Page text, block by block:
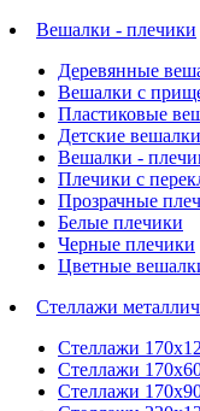
Вешалки - плечики
Деревянные
Вешалки с
Пластиковые
Детские вешалки
Вешалки -
Плечики с
Прозрачные
Белые плечики
Черные плечики
Цветные
Стеллажи
Стеллажи
Стеллажи
Стеллажи